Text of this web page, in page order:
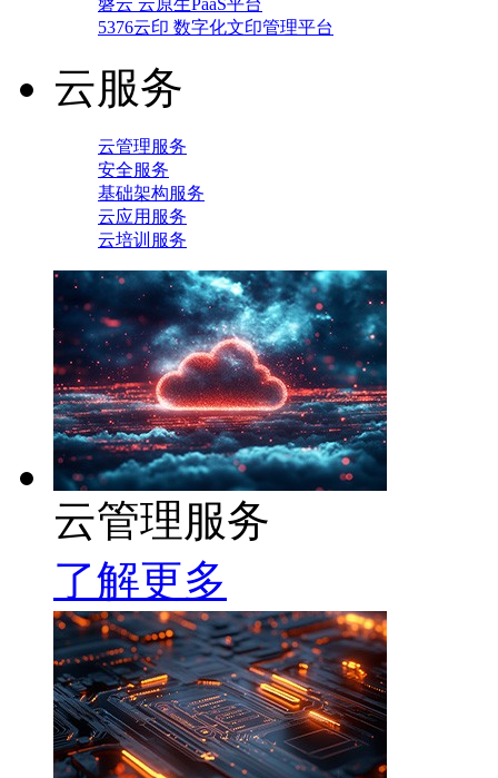
磐云 云原生PaaS平台
5376云印 数字化文印管理平台
云服务
云管理服务
安全服务
基础架构服务
云应用服务
云培训服务
云管理服务
了解更多